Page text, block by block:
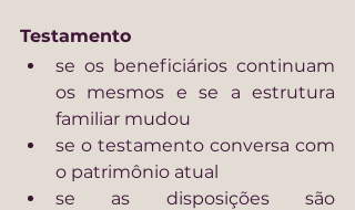
Testamento
se os beneficiários continuam
os mesmos e se a estrutura
familiar mudou
se o testamento conversa com
o patrimônio atual
se as disposições são